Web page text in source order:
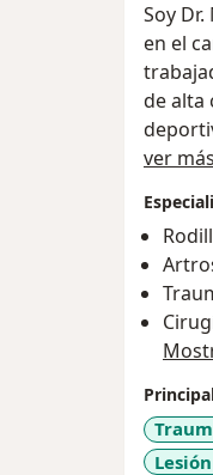
Soy
en el
de alta
gusta
ver más